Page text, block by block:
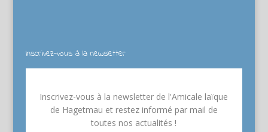
Inscrivez-vous à la newsletter
Inscrivez-vous à la newsletter de l'Amicale laïque
de Hagetmau et restez informé par mail de
toutes nos actualités !